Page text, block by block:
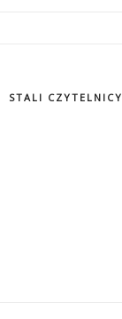
STALI CZYTELNICY